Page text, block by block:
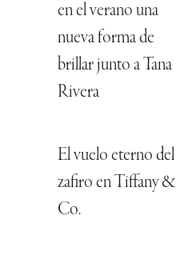
en el verano una
nueva forma de
brillar junto a Tana
Rivera
El vuelo eterno del
zafiro en Tiffany &
Co.